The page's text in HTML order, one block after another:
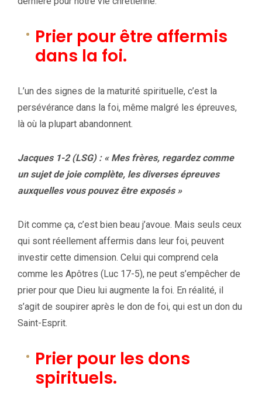
Prier pour être affermis
dans la foi.
L’un des signes de la maturité spirituelle, c’est la
persévérance dans la foi, même malgré les épreuves,
là où la plupart abandonnent.
Jacques 1-2 (LSG) : « Mes frères, regardez comme
un sujet de joie complète, les diverses épreuves
auxquelles vous pouvez être exposés »
Dit comme ça, c’est bien beau j’avoue. Mais seuls ceux
qui sont réellement affermis dans leur foi, peuvent
investir cette dimension. Celui qui comprend cela
comme les Apôtres (Luc 17-5), ne peut s’empêcher de
prier pour que Dieu lui augmente la foi. En réalité, il
s’agit de soupirer après le don de foi, qui est un don du
Saint-Esprit.
Prier pour les dons
spirituels.